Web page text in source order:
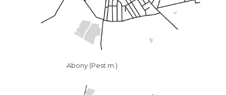
Abony (Pest m.)